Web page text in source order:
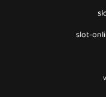
slot-